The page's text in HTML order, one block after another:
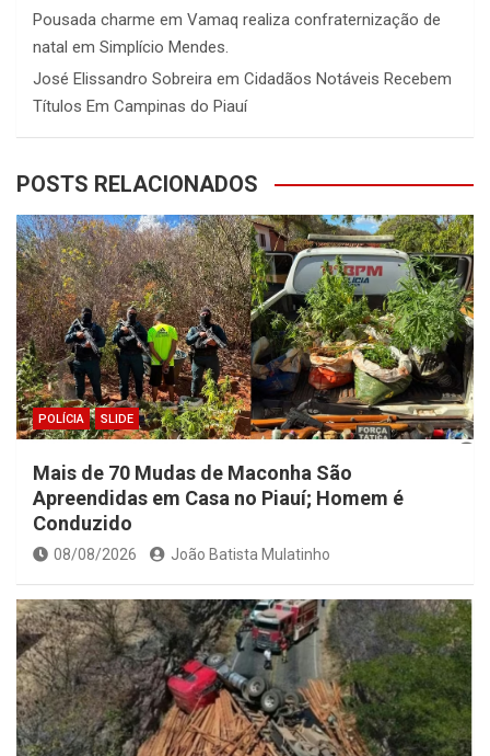
Pousada charme em Vamaq realiza confraternização de
natal em Simplício Mendes.
José Elissandro Sobreira em Cidadãos Notáveis Recebem
Títulos Em Campinas do Piauí
POSTS RELACIONADOS
POLÍCIA SLIDE
Mais de 70 Mudas de Maconha São
Apreendidas em Casa no Piauí; Homem é
Conduzido
08/08/2026 João Batista Mulatinho